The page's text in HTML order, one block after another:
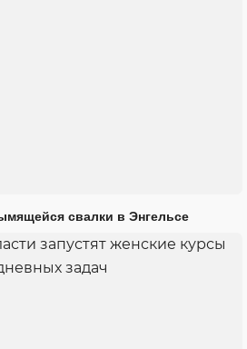
свалки в Энгельсе